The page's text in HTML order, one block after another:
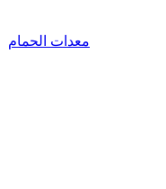
معدات الحمام